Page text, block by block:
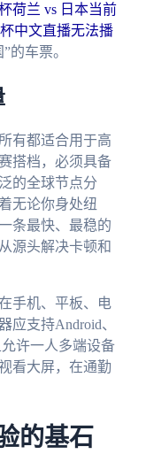
荷兰 vs 日本当前
中文直播无法播
的车票。
有都适合用于高
搭档，必须具备
的全球节点分
无论你身处纽
条最快、最稳的
源头解决卡顿和
手机、平板、电
应支持Android、
允许一人多端设备
看大屏，在通勤
的基石